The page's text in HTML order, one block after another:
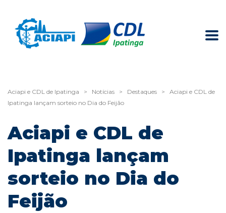
Aciapi e CDL de Ipatinga > Notícias > Destaques >
Aciapi e CDL de
Ipatinga lançam sorteio no Dia do Feijão
Aciapi e CDL de
Ipatinga lançam
sorteio no Dia do
Feijão